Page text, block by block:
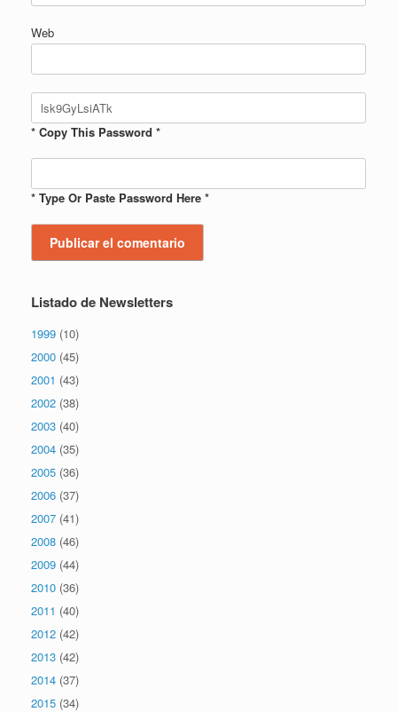
Web
* Copy This Password *
* Type Or Paste Password Here *
Listado de Newsletters
1999 (10)
2000 (45)
2001 (43)
2002 (38)
2003 (40)
2004 (35)
2005 (36)
2006 (37)
2007 (41)
2008 (46)
2009 (44)
2010 (36)
2011 (40)
2012 (42)
2013 (42)
2014 (37)
2015 (34)